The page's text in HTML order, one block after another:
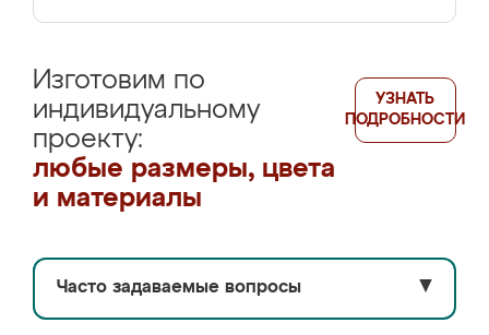
Изготовим по
индивидуальному
проекту:
любые размеры, цвета
и материалы
УЗНАТЬ
ПОДРОБНОСТИ
Часто задаваемые вопросы ▼